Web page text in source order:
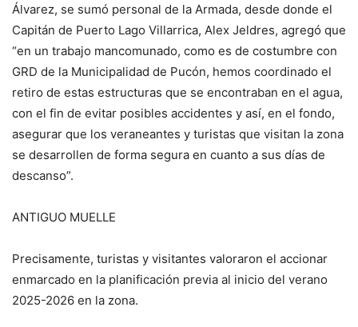
Álvarez, se sumó personal de la Armada, desde donde el
Capitán de Puerto Lago Villarrica, Alex Jeldres, agregó que
“en un trabajo mancomunado, como es de costumbre con
GRD de la Municipalidad de Pucón, hemos coordinado el
retiro de estas estructuras que se encontraban en el agua,
con el fin de evitar posibles accidentes y así, en el fondo,
asegurar que los veraneantes y turistas que visitan la zona
se desarrollen de forma segura en cuanto a sus días de
descanso”.
ANTIGUO MUELLE
Precisamente, turistas y visitantes valoraron el accionar
enmarcado en la planificación previa al inicio del verano
2025-2026 en la zona.